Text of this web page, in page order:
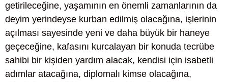
getirileceğine, yaşamının en önemli zamanlarının da
deyim yerindeyse kurban edilmiş olacağına, işlerinin
açılması sayesinde yeni ve daha büyük bir haneye
geçeceğine, kafasını kurcalayan bir konuda tecrübe
sahibi bir kişiden yardım alacak, kendisi için isabetli
adımlar atacağına, diplomalı kimse olacağına,